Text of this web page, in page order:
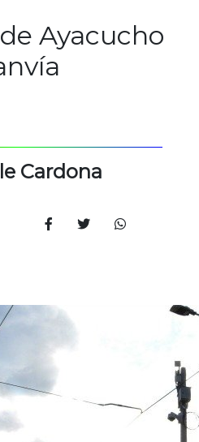
Ayacucho
Cardona